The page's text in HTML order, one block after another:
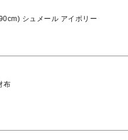
シュメール アイボリー
布